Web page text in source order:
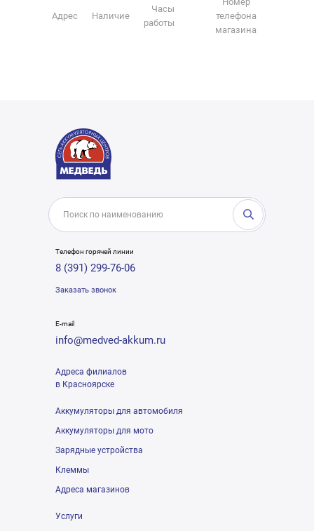
Адрес Наличие
Часы
работы
телефона
магазина
Телефон горячей линии
8 (391) 299-76-06
Заказать звонок
E-mail
info@medved-akkum.ru
Адреса филиалов
в Красноярске
Аккумуляторы для автомобиля
Аккумуляторы для мото
Зарядные устройства
Клеммы
Адреса магазинов
Услуги